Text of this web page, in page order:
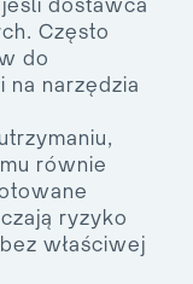
Często
do
narzędzia
równie
ryzyko
właściwej